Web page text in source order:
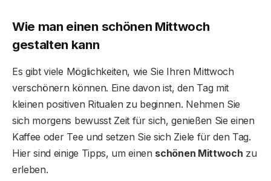
Wie man einen schönen Mittwoch
gestalten kann
Es gibt viele Möglichkeiten, wie Sie Ihren Mittwoch
verschönern können. Eine davon ist, den Tag mit
kleinen positiven Ritualen zu beginnen. Nehmen Sie
sich morgens bewusst Zeit für sich, genießen Sie einen
Kaffee oder Tee und setzen Sie sich Ziele für den Tag.
Hier sind einige Tipps, um einen schönen Mittwoch zu
erleben.